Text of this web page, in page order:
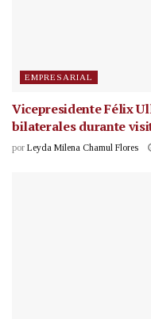
EMPRESARIAL
Vicepresidente Félix
bilaterales durante
por Leyda Milena Chamul Flores